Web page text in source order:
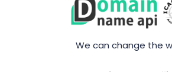
We can change the